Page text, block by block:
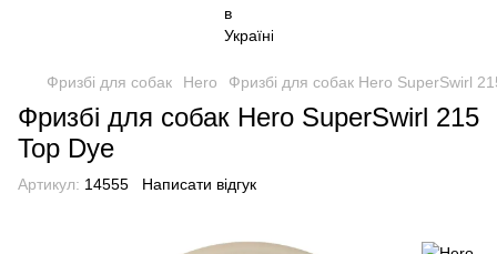
Фризбі для собак Hero Фризбі для собак Hero SuperSwirl
Фризбі для собак Hero SuperSwirl 215
Top Dye
Артикул: 14555 Написати відгук